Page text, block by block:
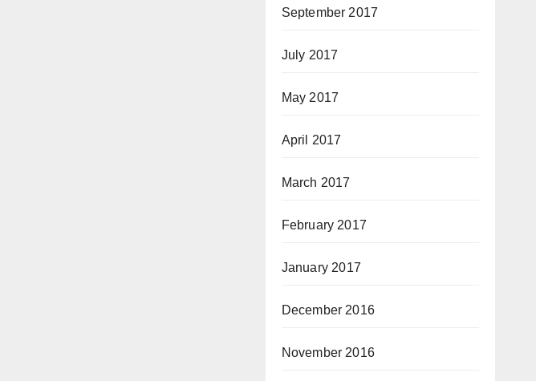
September 2017
July 2017
May 2017
April 2017
March 2017
February 2017
January 2017
December 2016
November 2016